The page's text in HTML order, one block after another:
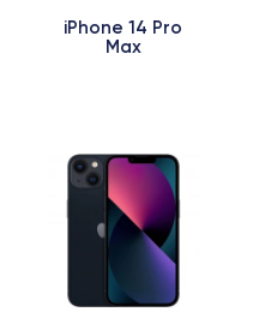
iPhone 14 Pro
Max